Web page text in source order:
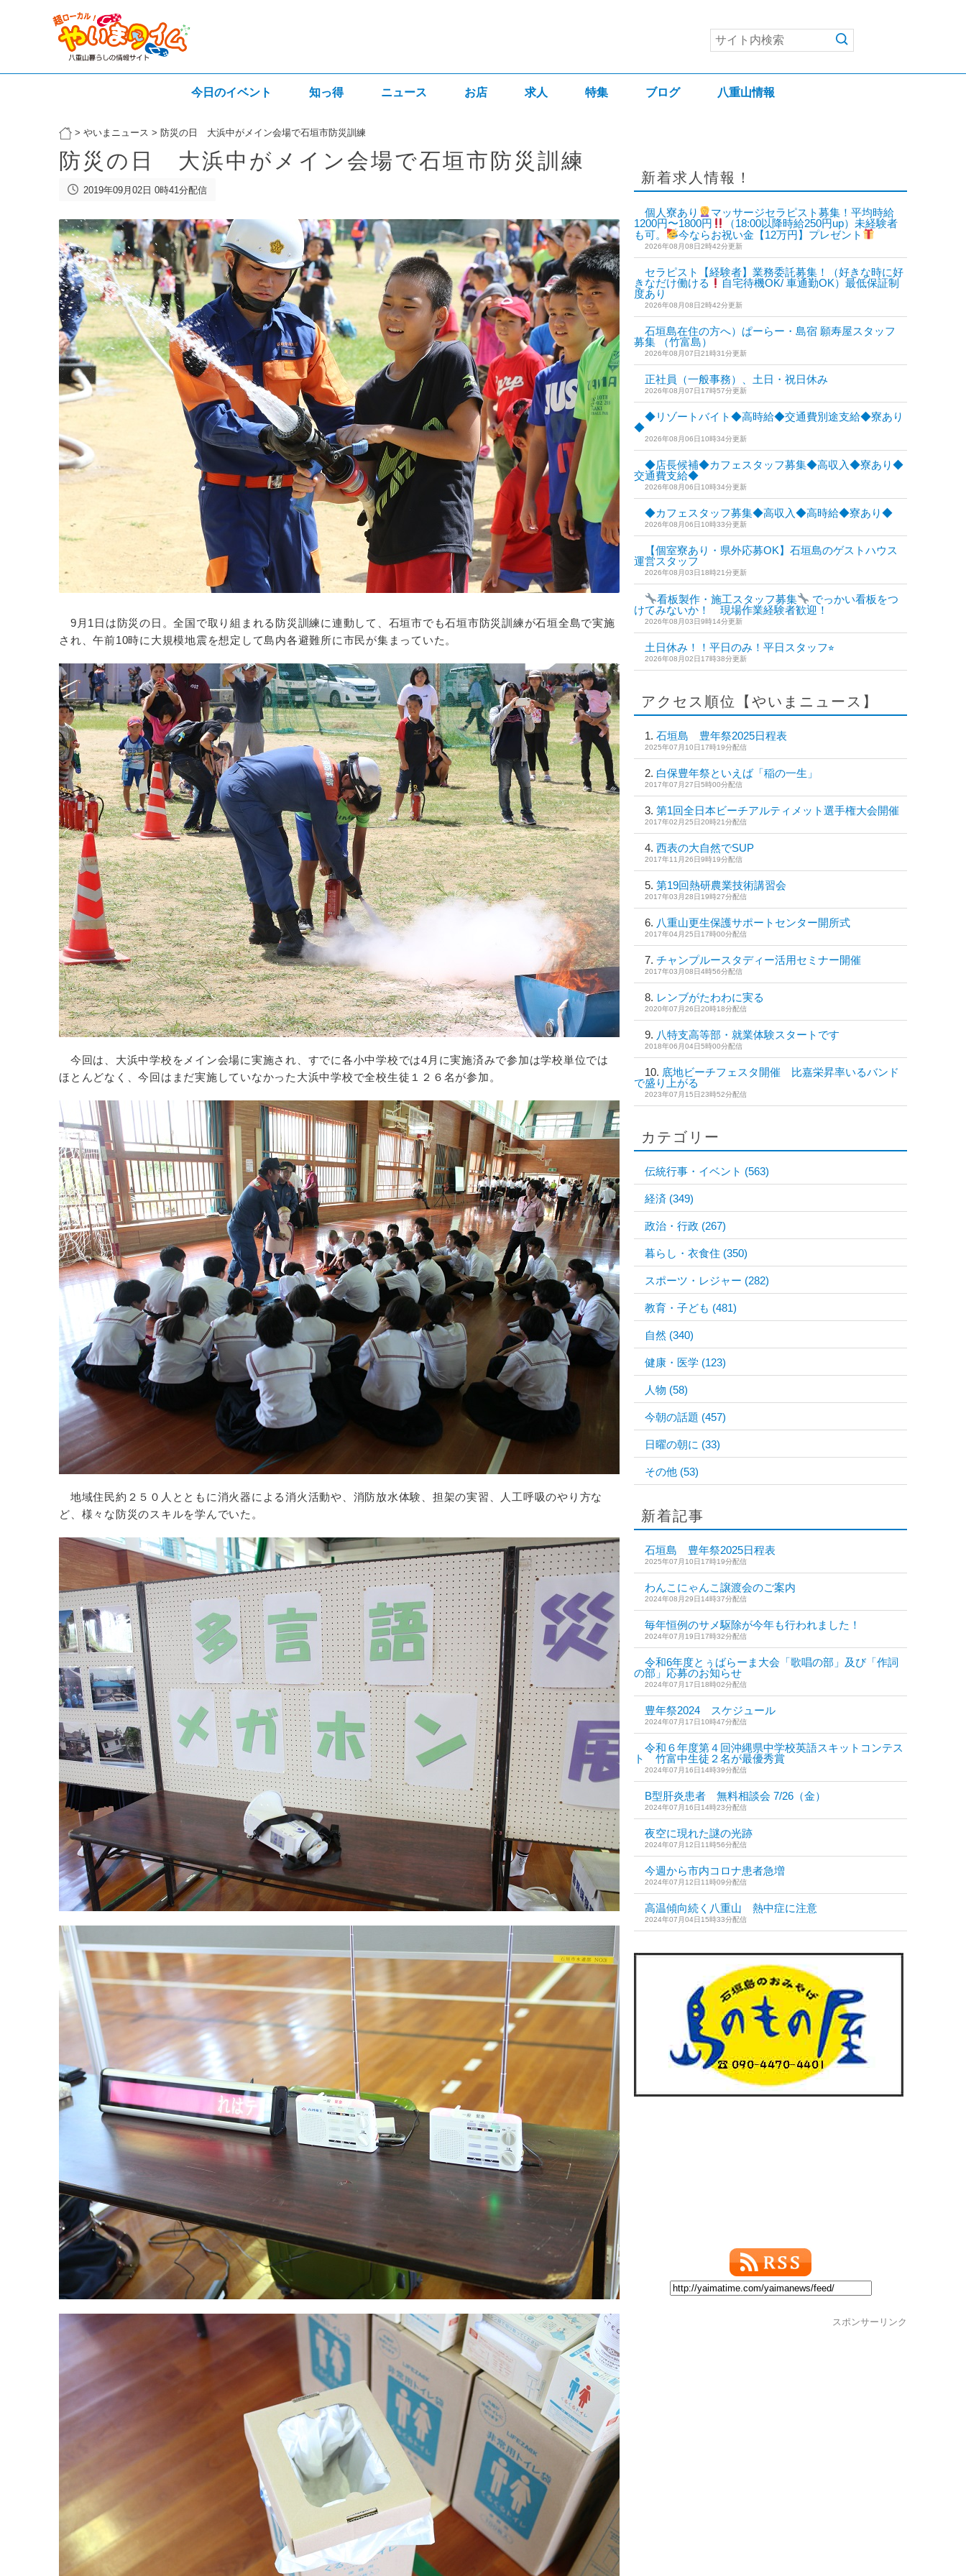
今日のイベント 知っ得 ニュース お店 求人 特集 ブログ 八重山情報
> やいまニュース > 防災の日 大浜中がメイン会場で石垣市防災訓練
防災の日 大浜中がメイン会場で石垣市防災訓練
2019年09月02日 0時41分配信
9月1日は防災の日。全国で取り組まれる防災訓練に連動して、石垣市でも石垣市防災訓練が石垣全島で実施
され、午前10時に大規模地震を想定して島内各避難所に市民が集まっていた。
今回は、大浜中学校をメイン会場に実施され、すでに各小中学校では4月に実施済みで参加は学校単位では
ほとんどなく、今回はまだ実施していなかった大浜中学校で全校生徒１２６名が参加。
地域住民約２５０人とともに消火器による消火活動や、消防放水体験、担架の実習、人工呼吸のやり方な
ど、様々な防災のスキルを学んでいた。
新着求人情報！
個人寮あり
マッサージセラピスト募集！平均時給
1200円〜1800円
（18:00以降時給250円up）未経験者
も可。
今ならお祝い金【12万円】プレゼント
2026年08月08日2時42分更新
セラピスト【経験者】業務委託募集！（好きな時に好
きなだけ働ける
自宅待機OK/ 車通勤OK）最低保証制
度あり
2026年08月08日2時42分更新
石垣島在住の方へ）ぱーらー・島宿 願寿屋スタッフ
募集 （竹富島）
2026年08月07日21時31分更新
正社員（一般事務）、土日・祝日休み
2026年08月07日17時57分更新
◆リゾートバイト◆高時給◆交通費別途支給◆寮あり
◆
2026年08月06日10時34分更新
◆店長候補◆カフェスタッフ募集◆高収入◆寮あり◆
交通費支給◆
2026年08月06日10時34分更新
◆カフェスタッフ募集◆高収入◆高時給◆寮あり◆
2026年08月06日10時33分更新
【個室寮あり・県外応募OK】石垣島のゲストハウス
運営スタッフ
2026年08月03日18時21分更新
看板製作・施工スタッフ募集
でっかい看板をつ
けてみないか！ 現場作業経験者歓迎！
2026年08月03日9時14分更新
土日休み！！平日のみ！平日スタッフ⭐︎
2026年08月02日17時38分更新
アクセス順位【やいまニュース】
石垣島 豊年祭2025日程表
2025年07月10日17時19分配信
白保豊年祭といえば「稲の一生」
2017年07月27日5時00分配信
第1回全日本ビーチアルティメット選手権大会開催
2017年02月25日20時21分配信
西表の大自然でSUP
2017年11月26日9時19分配信
第19回熱研農業技術講習会
2017年03月28日19時27分配信
八重山更生保護サポートセンター開所式
2017年04月25日17時00分配信
チャンプルースタディー活用セミナー開催
2017年03月08日4時56分配信
レンブがたわわに実る
2020年07月26日20時18分配信
八特支高等部・就業体験スタートです
2018年06月04日5時00分配信
底地ビーチフェスタ開催 比嘉栄昇率いるバンド
で盛り上がる
2023年07月15日23時52分配信
カテゴリー
伝統行事・イベント (563)
経済 (349)
政治・行政 (267)
暮らし・衣食住 (350)
スポーツ・レジャー (282)
教育・子ども (481)
自然 (340)
健康・医学 (123)
人物 (58)
今朝の話題 (457)
日曜の朝に (33)
その他 (53)
新着記事
石垣島 豊年祭2025日程表
2025年07月10日17時19分配信
わんこにゃんこ譲渡会のご案内
2024年08月29日14時37分配信
毎年恒例のサメ駆除が今年も行われました！
2024年07月19日17時32分配信
令和6年度とぅばらーま大会「歌唱の部」及び「作詞
の部」応募のお知らせ
2024年07月17日18時02分配信
豊年祭2024 スケジュール
2024年07月17日10時47分配信
令和６年度第４回沖縄県中学校英語スキットコンテス
ト 竹富中生徒２名が最優秀賞
2024年07月16日14時39分配信
B型肝炎患者 無料相談会 7/26（金）
2024年07月16日14時23分配信
夜空に現れた謎の光跡
2024年07月12日11時56分配信
今週から市内コロナ患者急増
2024年07月12日11時09分配信
高温傾向続く八重山 熱中症に注意
2024年07月04日15時33分配信
スポンサーリンク